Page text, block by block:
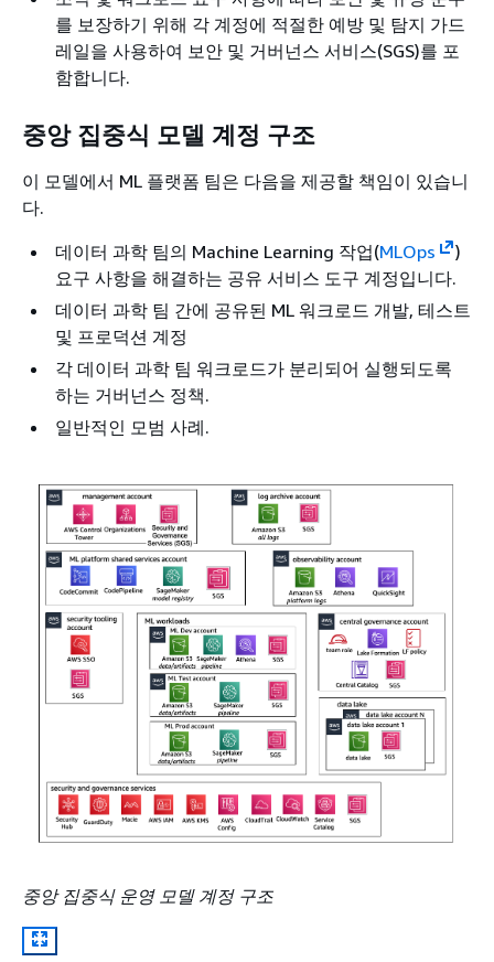
를 보장하기 위해 각 계정에 적절한 예방 및 탐지 가드
레일을 사용하여 보안 및 거버넌스 서비스(SGS)를 포
함합니다.
중앙 집중식 모델 계정 구조
이 모델에서 ML 플랫폼 팀은 다음을 제공할 책임이 있습니
다.
데이터 과학 팀의 Machine Learning 작업(MLOps
)
요구 사항을 해결하는 공유 서비스 도구 계정입니다.
데이터 과학 팀 간에 공유된 ML 워크로드 개발, 테스트
및 프로덕션 계정
각 데이터 과학 팀 워크로드가 분리되어 실행되도록
하는 거버넌스 정책.
일반적인 모범 사례.
중앙 집중식 운영 모델 계정 구조